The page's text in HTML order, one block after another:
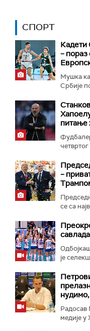
СПОРТ
Кадети
– пораз
Мушка
Србије
питање
–
се са
је
Радосав
медије у